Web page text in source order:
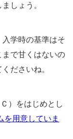
しょう。
学時の基準はそ
まで甘くはないの
ださいね。
）をはじめとし
を用意していま